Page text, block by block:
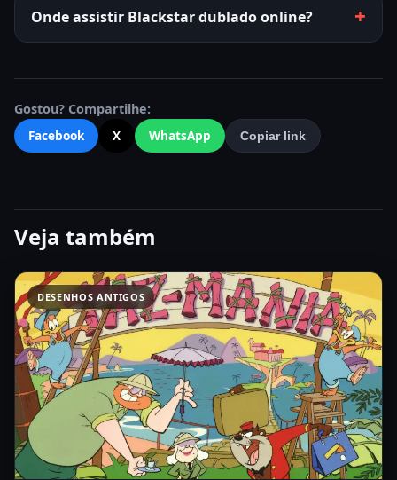
Onde assistir Blackstar dublado online?
Gostou? Compartilhe:
Facebook
X WhatsApp Copiar link
Veja também
DESENHOS ANTIGOS